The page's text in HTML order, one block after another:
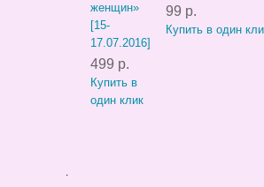
женщин»
[15-
17.07.2016]
499 р.
Купить в
один клик
99 р.
Купить в один
.